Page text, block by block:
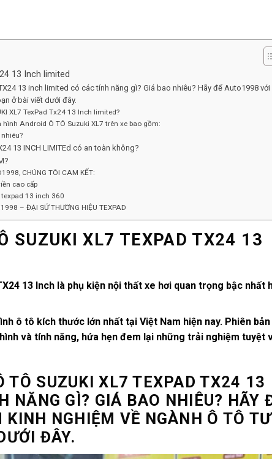
13 Inch limited
13 inch limited có các tính năng gì? Giá bao nhiêu? Hãy để Auto1998 với
ở bài viết dưới đây.
XL7 TexPad Tx24 13 Inch limited?
Android Ô TÔ Suzuki XL7 trên xe bao gồm:
13 INCH LIMITEd có an toàn không?
CHÚNG TÔI CAM KẾT:
cao cấp
13 inch 360
– ĐẠI SỨ THƯƠNG HIỆU TEXPAD
SUZUKI XL7 TEXPAD TX24 13
13 Inch là phụ kiện nội thất xe hơi quan trọng bậc nhất
ô tô kích thước lớn nhất tại Việt Nam hiện nay. Phiên
và tính năng, hứa hẹn đem lại những trải nghiệm tuyệt
TÔ SUZUKI XL7 TEXPAD TX24 13
NĂNG GÌ? GIÁ BAO NHIÊU? HÃY
NGHIỆM VỀ NGÀNH Ô TÔ TƯ
ĐÂY.